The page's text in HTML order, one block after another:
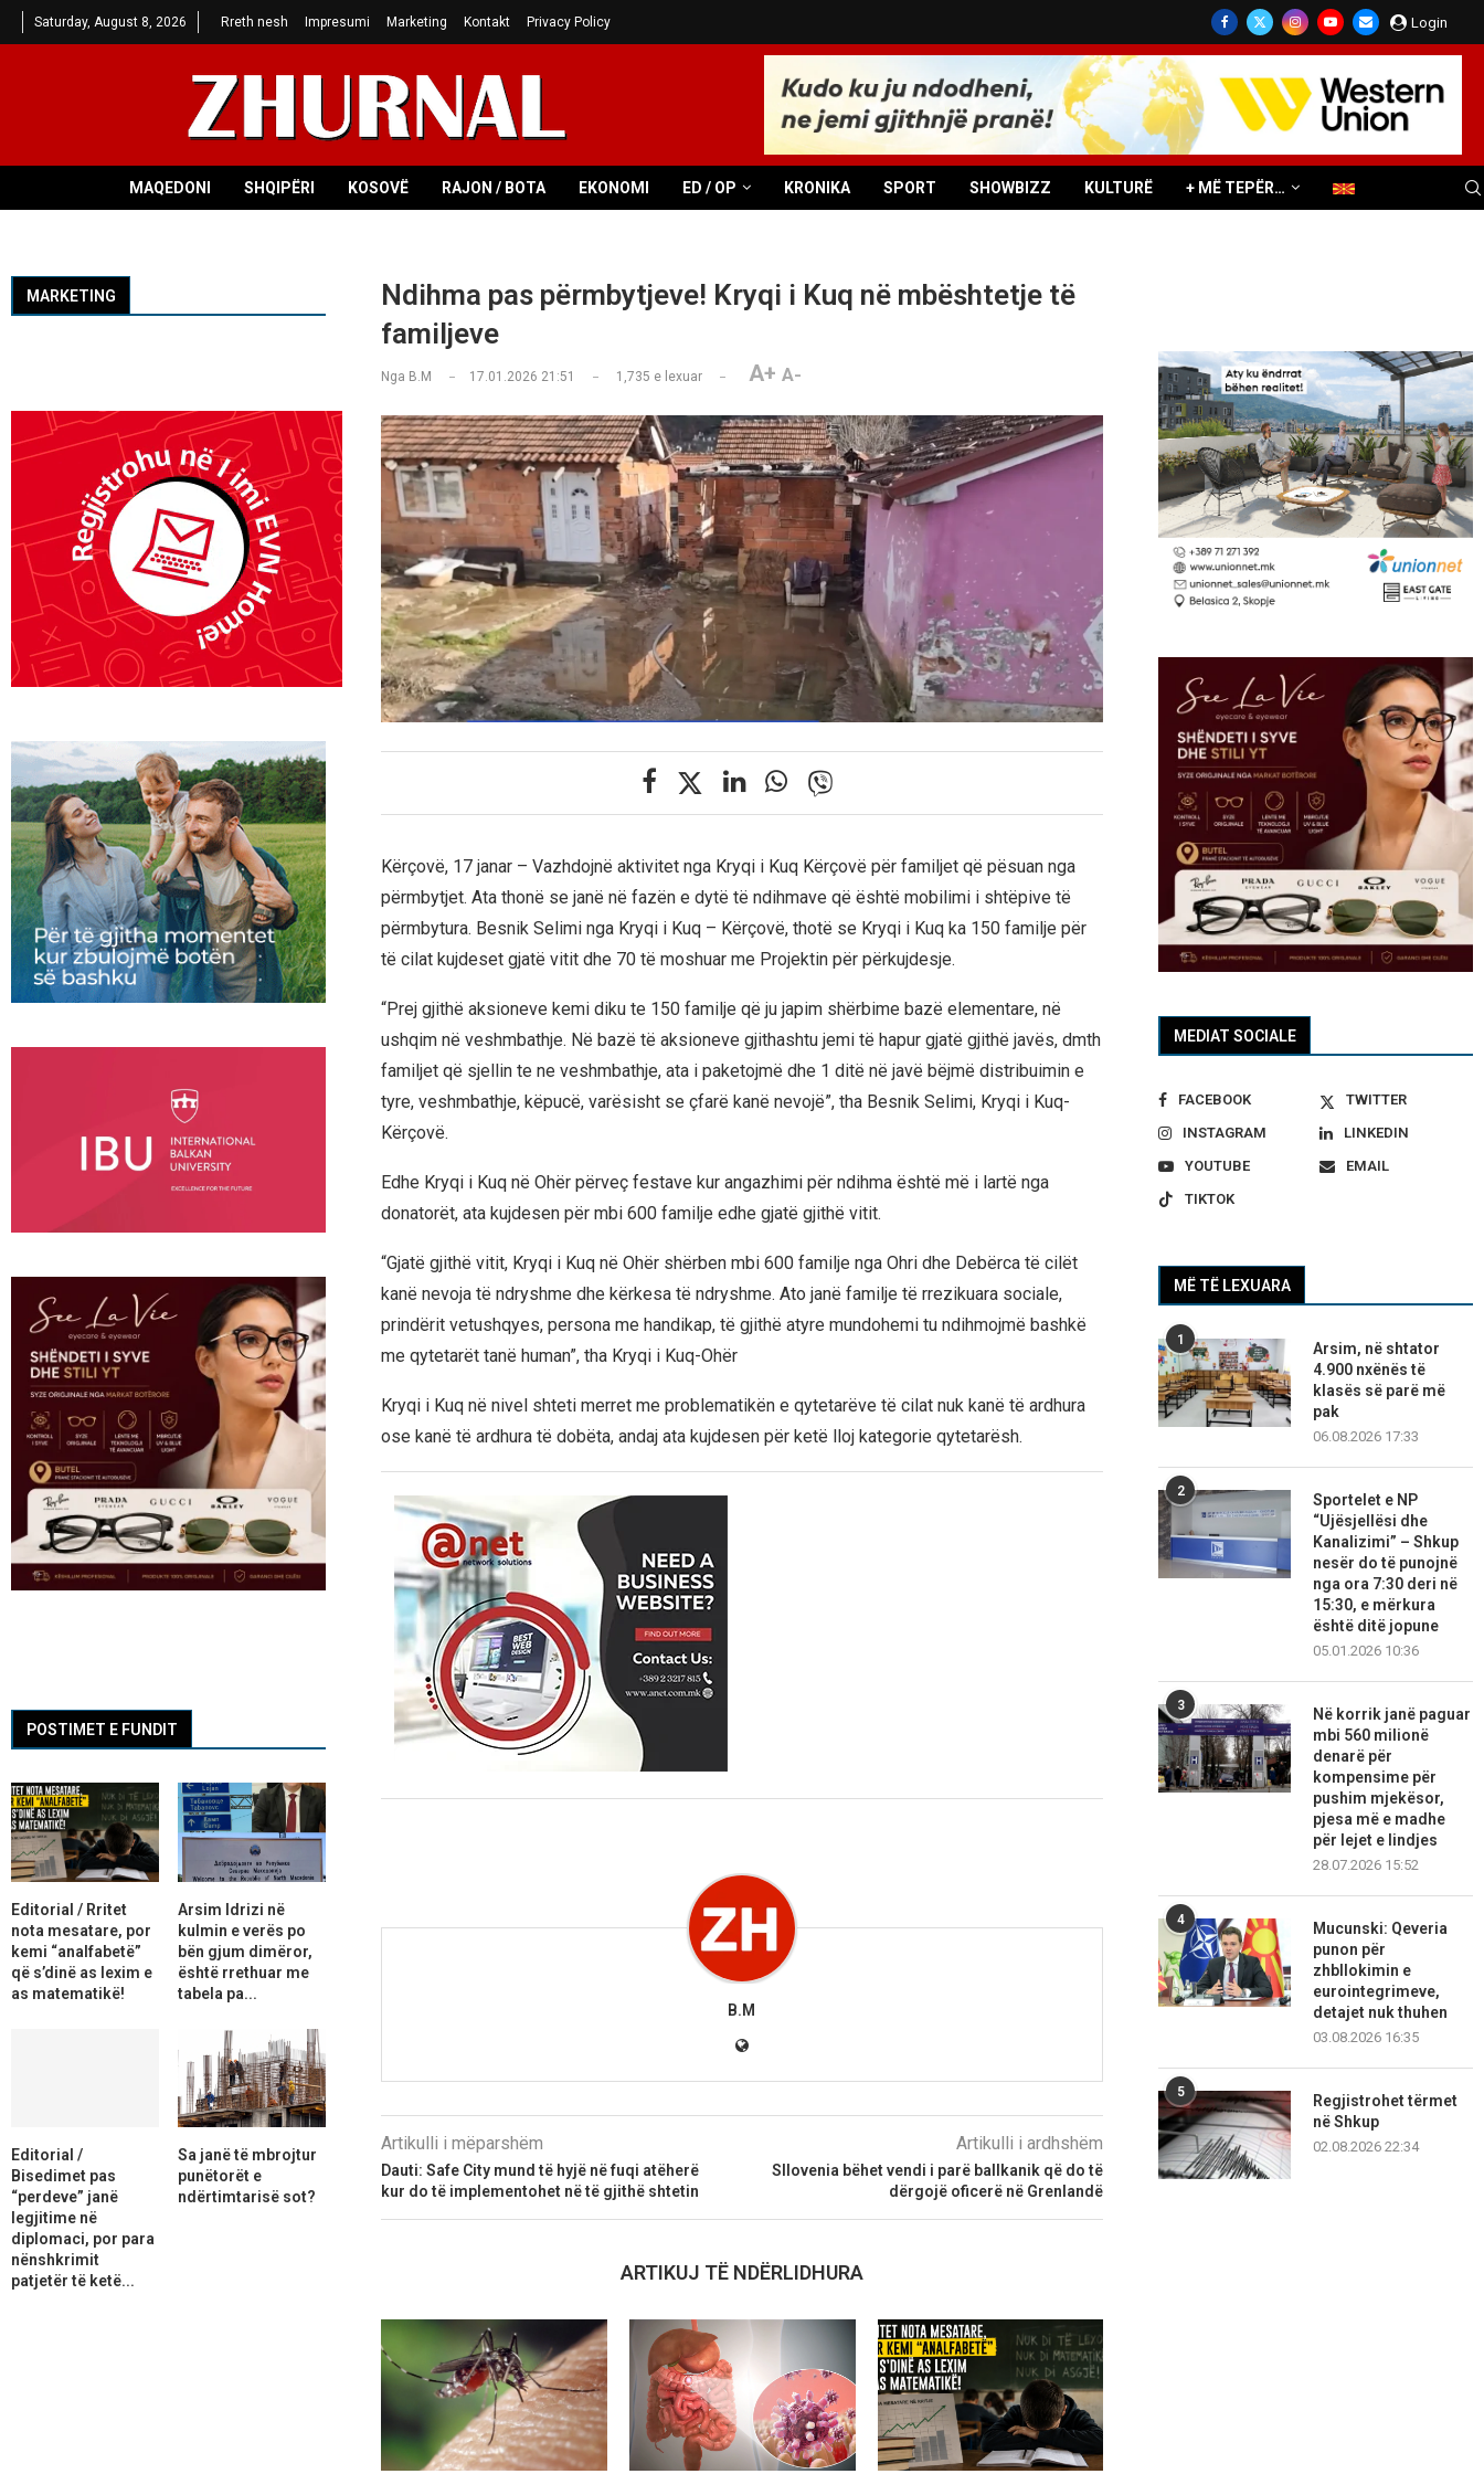
Saturday, August 8, 2026 Rreth nesh Impresumi Marketing Kontakt Privacy Policy Login
MAQEDONI SHQIPËRI KOSOVË RAJON / BOTA EKONOMI ED / OP KRONIKA SPORT SHOWBIZZ KULTURË + MË TEPËR…
Ndihma pas përmbytjeve! Kryqi i Kuq në mbështetje të
familjeve
Nga B.M 17.01.2026 21:51 1,735 e lexuar A+ A-
Kërçovë, 17 janar – Vazhdojnë aktivitet nga Kryqi i Kuq Kërçovë për familjet që pësuan nga
përmbytjet. Ata thonë se janë në fazën e dytë të ndihmave që është mobilimi i shtëpive të
përmbytura. Besnik Selimi nga Kryqi i Kuq – Kërçovë, thotë se Kryqi i Kuq ka 150 familje për
të cilat kujdeset gjatë vitit dhe 70 të moshuar me Projektin për përkujdesje.
“Prej gjithë aksioneve kemi diku te 150 familje që ju japim shërbime bazë elementare, në
ushqim në veshmbathje. Në bazë të aksioneve gjithashtu jemi të hapur gjatë gjithë javës, dmth
familjet që sjellin te ne veshmbathje, ata i paketojmë dhe 1 ditë në javë bëjmë distribuimin e
tyre, veshmbathje, këpucë, varësisht se çfarë kanë nevojë”, tha Besnik Selimi, Kryqi i Kuq-
Kërçovë.
Edhe Kryqi i Kuq në Ohër përveç festave kur angazhimi për ndihma është më i lartë nga
donatorët, ata kujdesen për mbi 600 familje edhe gjatë gjithë vitit.
“Gjatë gjithë vitit, Kryqi i Kuq në Ohër shërben mbi 600 familje nga Ohri dhe Debërca të cilët
kanë nevoja të ndryshme dhe kërkesa të ndryshme. Ato janë familje të rrezikuara sociale,
prindërit vetushqyes, persona me handikap, të gjithë atyre mundohemi tu ndihmojmë bashkë
me qytetarët tanë human”, tha Kryqi i Kuq-Ohër
Kryqi i Kuq në nivel shteti merret me problematikën e qytetarëve të cilat nuk kanë të ardhura
ose kanë të ardhura të dobëta, andaj ata kujdesen për ketë lloj kategorie qytetarësh.
B.M
Artikulli i mëparshëm
Dauti: Safe City mund të hyjë në fuqi atëherë
kur do të implementohet në të gjithë shtetin
Artikulli i ardhshëm
Sllovenia bëhet vendi i parë ballkanik që do të
dërgojë oficerë në Grenlandë
ARTIKUJ TË NDËRLIDHURA
MEDIAT SOCIALE
FACEBOOK
TWITTER
INSTAGRAM
LINKEDIN
YOUTUBE
EMAIL
TIKTOK
MË TË LEXUARA
1
Arsim, në shtator
4.900 nxënës të
klasës së parë më
pak
06.08.2026 17:33
2
Sportelet e NP
“Ujësjellësi dhe
Kanalizimi” – Shkup
nesër do të punojnë
nga ora 7:30 deri në
15:30, e mërkura
është ditë jopune
05.01.2026 10:36
3
Në korrik janë paguar
mbi 560 milionë
denarë për
kompensime për
pushim mjekësor,
pjesa më e madhe
për lejet e lindjes
28.07.2026 15:52
4
Mucunski: Qeveria
punon për
zhbllokimin e
eurointegrimeve,
detajet nuk thuhen
03.08.2026 16:35
5
Regjistrohet tërmet
në Shkup
02.08.2026 22:34
MARKETING
POSTIMET E FUNDIT
Editorial / Rritet
nota mesatare, por
kemi “analfabetë”
që s’dinë as lexim e
as matematikë!
Arsim Idrizi në
kulmin e verës po
bën gjum dimëror,
është rrethuar me
tabela pa...
Editorial /
Bisedimet pas
“perdeve” janë
legjitime në
diplomaci, por para
nënshkrimit
patjetër të ketë...
Sa janë të mbrojtur
punëtorët e
ndërtimtarisë sot?